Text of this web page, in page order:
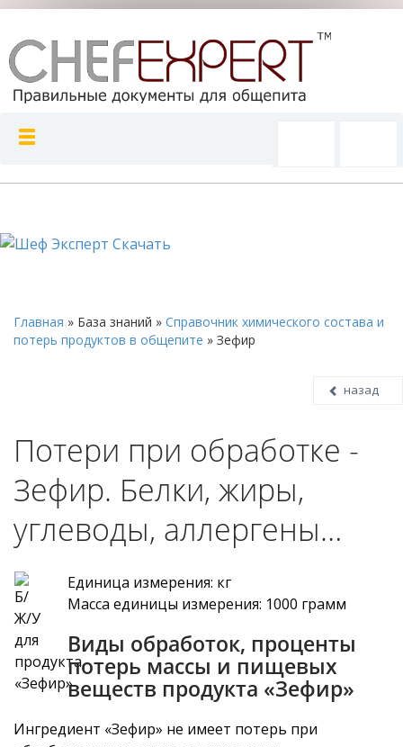
Главная » База знаний » Справочник химического состава и
потерь продуктов в общепите » Зефир
назад
Потери при обработке -
Зефир. Белки, жиры,
углеводы, аллергены…
Единица измерения: кг
Масса единицы измерения: 1000 грамм
Виды обработок, проценты
потерь массы и пищевых
веществ продукта «Зефир»
Ингредиент «Зефир» не имеет потерь при